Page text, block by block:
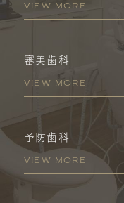
VIEW MORE
審美歯科
VIEW MORE
予防歯科
VIEW MORE